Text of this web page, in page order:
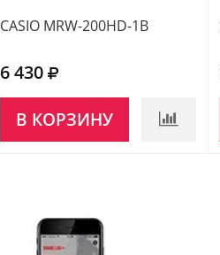
CASIO MRW-200HD-1B
6 430
В КОРЗИНУ